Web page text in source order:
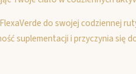
do swojej codziennej
suplementacji i przyczynia się